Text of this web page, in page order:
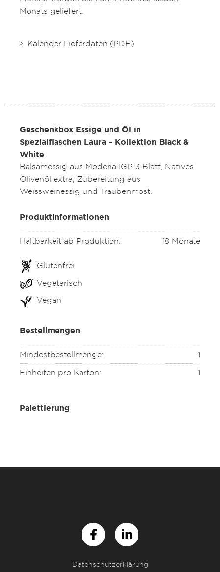
Monats geliefert.
Kalender Lieferdaten (PDF)
Geschenkbox Essige und Öl in
Spezialflaschen Laura – Kollektion Black &
White
Balsamessig aus Modena IGP 3 Blatt, Natives
Olivenöl extra, Zubereitung aus
Weissweinessig und Traubenmost.
Produktinformationen
Haltbarkeit ab Produktion: 18 Monate
Glutenfrei
Vegetarisch
Vegan
Bestellmengen
Mindestbestellmenge:
1
Einheiten pro Karton:
1
Palettierung
Datenschutzerklärung